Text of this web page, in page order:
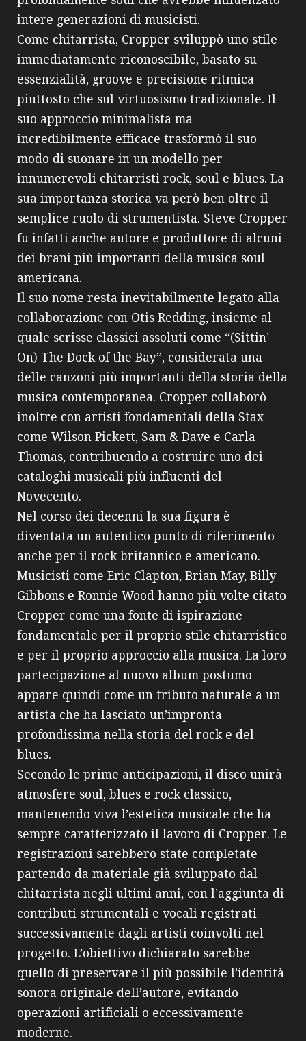
intere generazioni di musicisti.
Come chitarrista, Cropper sviluppò uno stile
immediatamente riconoscibile, basato su
essenzialità, groove e precisione ritmica
piuttosto che sul virtuosismo tradizionale. Il
suo approccio minimalista ma
incredibilmente efficace trasformò il suo
modo di suonare in un modello per
innumerevoli chitarristi rock, soul e blues. La
sua importanza storica va però ben oltre il
semplice ruolo di strumentista. Steve Cropper
fu infatti anche autore e produttore di alcuni
dei brani più importanti della musica soul
americana.
Il suo nome resta inevitabilmente legato alla
collaborazione con Otis Redding, insieme al
quale scrisse classici assoluti come “(Sittin’
On) The Dock of the Bay”, considerata una
delle canzoni più importanti della storia della
musica contemporanea. Cropper collaborò
inoltre con artisti fondamentali della Stax
come Wilson Pickett, Sam & Dave e Carla
Thomas, contribuendo a costruire uno dei
cataloghi musicali più influenti del
Novecento.
Nel corso dei decenni la sua figura è
diventata un autentico punto di riferimento
anche per il rock britannico e americano.
Musicisti come Eric Clapton, Brian May, Billy
Gibbons e Ronnie Wood hanno più volte citato
Cropper come una fonte di ispirazione
fondamentale per il proprio stile chitarristico
e per il proprio approccio alla musica. La loro
partecipazione al nuovo album postumo
appare quindi come un tributo naturale a un
artista che ha lasciato un’impronta
profondissima nella storia del rock e del
blues.
Secondo le prime anticipazioni, il disco unirà
atmosfere soul, blues e rock classico,
mantenendo viva l’estetica musicale che ha
sempre caratterizzato il lavoro di Cropper. Le
registrazioni sarebbero state completate
partendo da materiale già sviluppato dal
chitarrista negli ultimi anni, con l’aggiunta di
contributi strumentali e vocali registrati
successivamente dagli artisti coinvolti nel
progetto. L’obiettivo dichiarato sarebbe
quello di preservare il più possibile l’identità
sonora originale dell’autore, evitando
operazioni artificiali o eccessivamente
moderne.